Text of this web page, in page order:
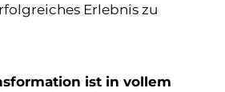
Erlebnis zu
ist in vollem